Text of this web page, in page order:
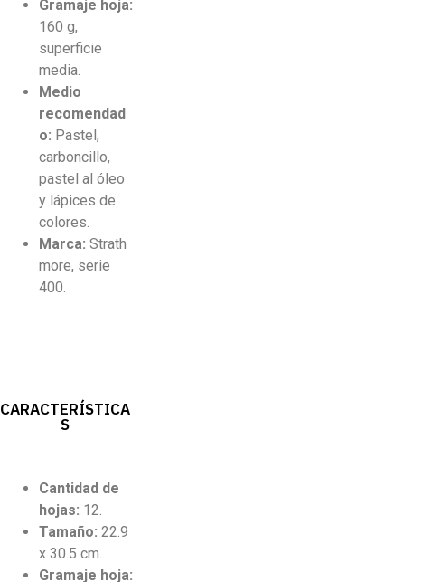
Gramaje hoja:
160 g,
superficie
media.
Medio
recomendad
o: Pastel,
carboncillo,
pastel al óleo
y lápices de
colores.
Marca: Strath
more, serie
400.
CARACTERÍSTICA
S
Cantidad de
hojas: 12.
Tamaño: 22.9
x 30.5 cm.
Gramaje hoja: